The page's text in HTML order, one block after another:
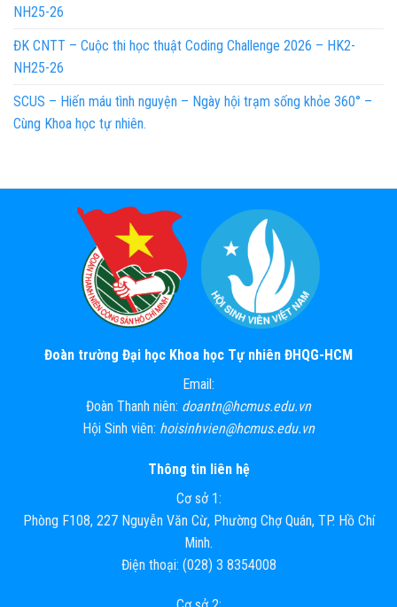
NH25-26
ĐK CNTT – Cuộc thi học thuật Coding Challenge 2026 – HK2-
NH25-26
SCUS – Hiến máu tình nguyện – Ngày hội trạm sống khỏe 360° –
Cùng Khoa học tự nhiên.
Đoàn trường Đại học Khoa học Tự nhiên ĐHQG-HCM
Email:
Đoàn Thanh niên: doantn@hcmus.edu.vn
Hội Sinh viên: hoisinhvien@hcmus.edu.vn
Thông tin liên hệ
Cơ sở 1:
Phòng F108, 227 Nguyễn Văn Cừ, Phường Chợ Quán, TP. Hồ Chí
Minh.
Điện thoại: (028) 3 8354008